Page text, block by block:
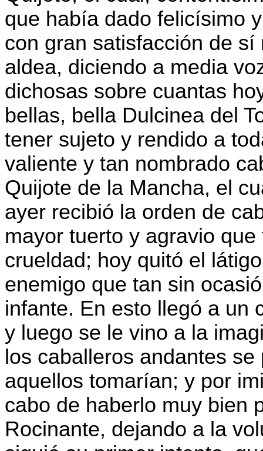
que había dado felicísimo
con gran satisfacción de
aldea, diciendo a media
dichosas sobre cuantas
bellas, bella Dulcinea del
tener sujeto y rendido a
valiente y tan nombrado
Quijote de la Mancha, el
ayer recibió la orden de
mayor tuerto y agravio
crueldad; hoy quitó el
enemigo que tan sin
infante. En esto llegó a un
y luego se le vino a la
los caballeros andantes
aquellos tomarían; y por
cabo de haberlo muy bien
Rocinante, dejando a la